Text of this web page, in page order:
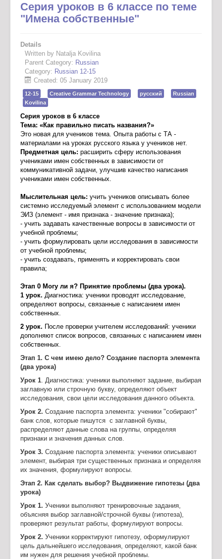
Серия уроков в 6 классе по теме
"Имена собственные"
Details
Written by Natalja Kovilina
Parent Category: Russian
Category: Russian 12-15
Created: 05 January 2019
12-15 Creative Grammar Technology русский
Russian
Kovilina
Серия уроков в 6 классе
Тема: «Как правильно писать названия?»
Это новая для учеников тема. Опыта работы с ТА -
материалами на уроках русского языка у учеников нет.
Предметная цель: расширить сферу использования
учениками имен собственных в зависимости от
коммуникативной задачи, улучшив качество написания
учениками имен собственных.
Мыслительная цель: учить учеников описывать более
системно исследуемый элемент с использованием модели
ЭИЗ (элемент - имя признака - значение признака);
- учить задавать качественные вопросы в зависимости от
учебной проблемы;
- учить формулировать цели исследования в зависимости
от учебной проблемы;
- учить создавать, применять и корректировать свои
правила;
Этап 0 Могу ли я? Принятие проблемы (два урока).
1 урок. Диагностика: ученики проводят исследование,
определяют вопросы, связанные с написанием имен
собственных.
2 урок. После проверки учителем исследований: ученики
дополняют список вопросов, связанных с написанием имен
собственных.
Этап 1. С чем имею дело? Создание паспорта элемента
(два урока)
Урок 1. Диагностика: ученики выполняют задание, выбирая
заглавную или строчную букву, определяют объект
исследования, свои цели исследования данного объекта.
Урок 2. Создание паспорта элемента: ученики "собирают"
банк слов, которые пишутся с заглавной буквы,
распределяют данные слова на группы, определяя
признаки и значения данных слов.
Урок 3. Создание паспорта элемента: ученики описывают
элемент, выбирая три существенных признака и определяя
их значения, формулируют вопросы.
Этап 2. Как сделать выбор? Выдвижение гипотезы (два
урока)
Урок 1. Ученики выполняют тренировочные задания,
объясняя выбор заглавной/строчной буквы (гипотеза),
проверяют результат работы, формулируют вопросы.
Урок 2. Ученики корректируют гипотезу, оформулируют
цель дальнейшего исследования, определяют, какой банк
им нужен для решения учебной проблемы.